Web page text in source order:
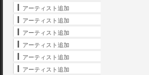
アーティスト追加
アーティスト追加
アーティスト追加
アーティスト追加
アーティスト追加
アーティスト追加